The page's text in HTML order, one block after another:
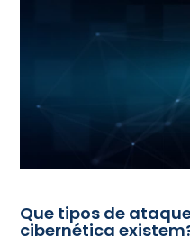
Que tipos de
cibernética